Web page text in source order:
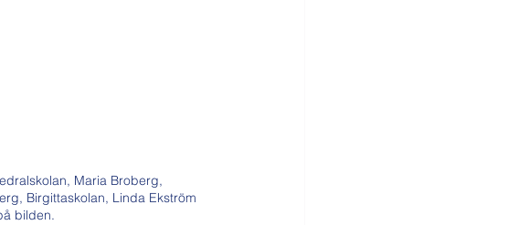
Maria Broberg,
Birgittaskolan, Linda Ekström
bilden.